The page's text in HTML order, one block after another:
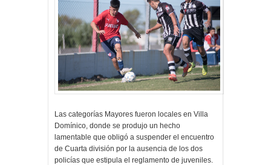
Las categorías Mayores fueron locales en Villa
Domínico, donde se produjo un hecho
lamentable que obligó a suspender el encuentro
de Cuarta división por la ausencia de los dos
policías que estipula el reglamento de juveniles.